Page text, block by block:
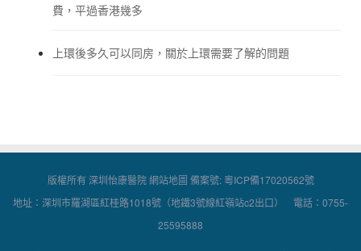
費，平過香港幾多
上環後多久可以同房，關於上環需要了解的問題
版權所有 深圳怡康醫院網站地圖 備案號:粵ICP備17020562號
地址：深圳市羅湖區紅桂路1018號（地鐵3號線紅嶺站c2出口） 電話：0755-
25595888